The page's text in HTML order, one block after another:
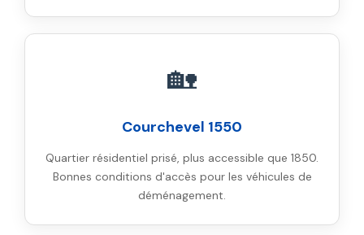
🏡
Courchevel 1550
Quartier résidentiel prisé, plus accessible que 1850.
Bonnes conditions d'accès pour les véhicules de
déménagement.